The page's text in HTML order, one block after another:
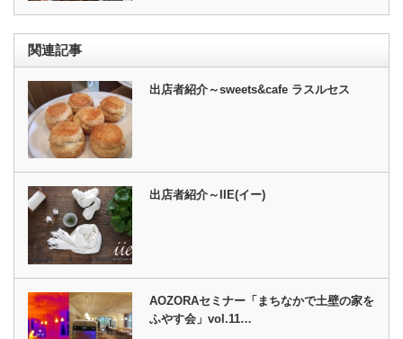
関連記事
出店者紹介～sweets&cafe ラスルセス
出店者紹介～IIE(イー)
AOZORAセミナー「まちなかで土壁の家を
ふやす会」vol.11…